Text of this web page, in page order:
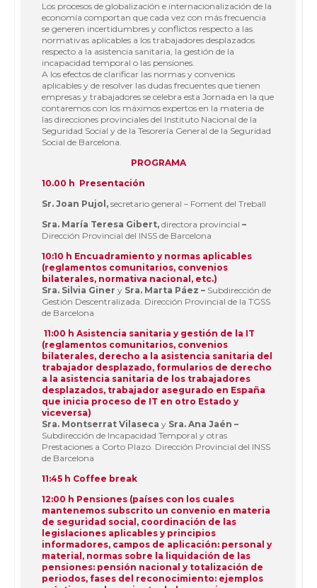
Los procesos de globalización e internacionalización de la
economía comportan que cada vez con más frecuencia
se generen incertidumbres y conflictos respecto a las
normativas aplicables a los trabajadores desplazados
respecto a la asistencia sanitaria, la gestión de la
incapacidad temporal o las pensiones.
A los efectos de clarificar las normas y convenios
aplicables y de resolver las dudas frecuentes que tienen
empresas y trabajadores se celebra esta Jornada en la que
contaremos con los máximos expertos en la materia de
las direcciones provinciales del Instituto Nacional de la
Seguridad Social y de la Tesorería General de la Seguridad
Social de Barcelona.
PROGRAMA
10.00 h Presentación
Sr. Joan Pujol, secretario general – Foment del Treball
Sra. María Teresa Gibert, directora provincial –
Dirección Provincial del INSS de Barcelona
10:10 h Encuadramiento y normas aplicables
(reglamentos comunitarios, convenios
bilaterales, normativa nacional, etc.)
Sra. Silvia Giner y Sra. Marta Páez – Subdirección de
Gestión Descentralizada. Dirección Provincial de la TGSS
de Barcelona
11:00 h Asistencia sanitaria y gestión de la IT
(reglamentos comunitarios, convenios
bilaterales, derecho a la asistencia sanitaria del
trabajador desplazado, formularios de derecho
a la asistencia sanitaria de los trabajadores
desplazados, trabajador asegurado en España
que inicia proceso de IT en otro Estado y
viceversa)
Sra. Montserrat Vilaseca y Sra. Ana Jaén –
Subdirección de Incapacidad Temporal y otras
Prestaciones a Corto Plazo. Dirección Provincial del INSS
de Barcelona
11:45 h Coffee break
12:00 h Pensiones (países con los cuales
mantenemos subscrito un convenio en materia
de seguridad social, coordinación de las
legislaciones aplicables y principios
informadores, campos de aplicación: personal y
material, normas sobre la liquidación de las
pensiones: pensión nacional y totalización de
periodos, fases del reconocimiento: ejemplos